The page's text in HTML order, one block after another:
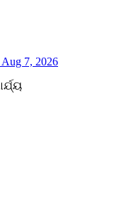
Aug 7, 2026